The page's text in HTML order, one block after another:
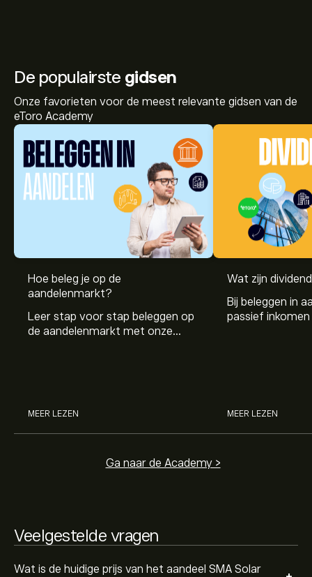
De populairste gidsen
Onze favorieten voor de meest relevante gidsen van de
eToro Academy
Hoe beleg je op de
aandelenmarkt?
Leer stap voor stap beleggen op
de aandelenmarkt met onze
MEER LEZEN
Wat zijn
Bij beleggen in
passief
MEER LEZEN
Ga naar de Academy >
Veelgestelde vragen
Wat is de huidige prijs van het aandeel SMA Solar
De huidige koers van S92.DE is 55.00‎€‎.
Analisten bieden voorspellingen voor SMA Solar
voorspelling voor toekomstige koersbewegingen.